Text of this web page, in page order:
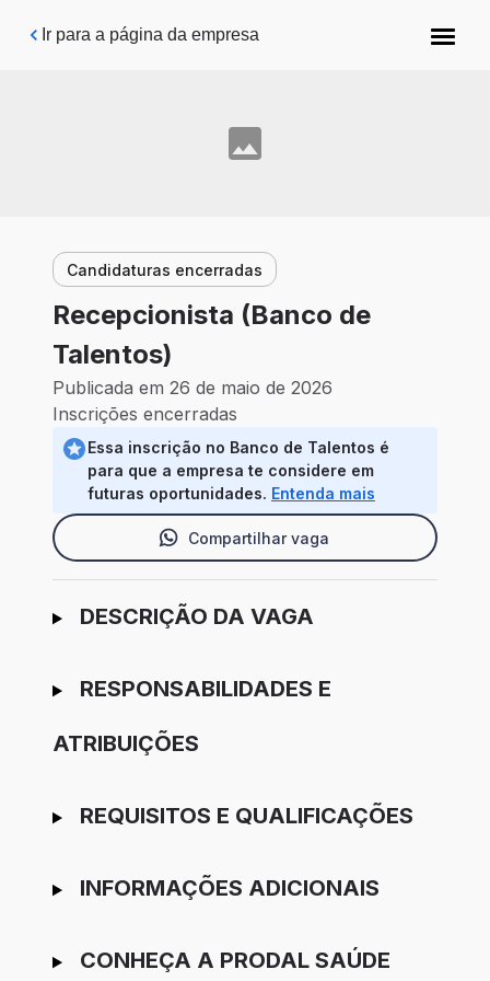
Pular para o conteúdo principal
Ir para a página da empresa
Candidaturas encerradas
Recepcionista (Banco de
Talentos)
Publicada em 26 de maio de 2026
Inscrições encerradas
Essa inscrição no Banco de Talentos é
para que a empresa te considere em
futuras oportunidades. Entenda mais
Compartilhar vaga
Ir para candidatura
DESCRIÇÃO DA VAGA
RESPONSABILIDADES E
ATRIBUIÇÕES
REQUISITOS E QUALIFICAÇÕES
INFORMAÇÕES ADICIONAIS
CONHEÇA A PRODAL SAÚDE